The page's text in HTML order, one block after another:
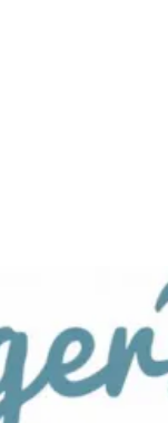
Produkttests und